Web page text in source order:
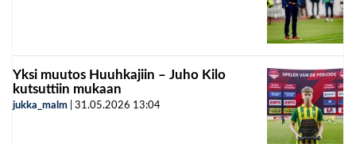
Yksi muutos Huuhkajiin – Juho Kilo
kutsuttiin mukaan
jukka_malm 31.05.2026 13:04